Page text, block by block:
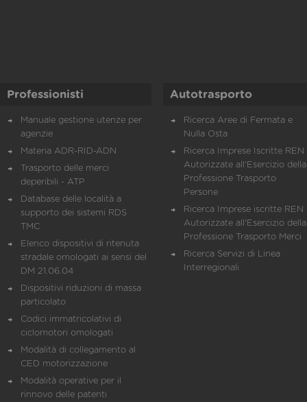
Professionisti
Manuale gestione utenze per
agenzie
Materia ADR-RID-ADN
Trasporto delle merci
deperibili - ATP
Database delle località a
supporto dei sistemi RDS
TMC
Elenco dispositivi di ritenuta
stradale omologati ai sensi del
DM 21.06.04
Dispositivi riduzioni di massa
particolato
Codici immatricolativi di
ciclomotori omologati
Modalità di collegamento al
CED motorizzazione
Modalità operative per il
rinnovo delle patenti
Autotrasporto
Ricerca Aree di Fermata e
Nulla Osta
Ricerca Imprese Iscritte REN
Autorizzate all'Esercizio della
Professione Trasporto
Persone
Ricerca Imprese iscritte REN
Autorizzate all'Esercizio della
Professione Trasporto Merci
Ricerca Servizi di Linea
Interregionali